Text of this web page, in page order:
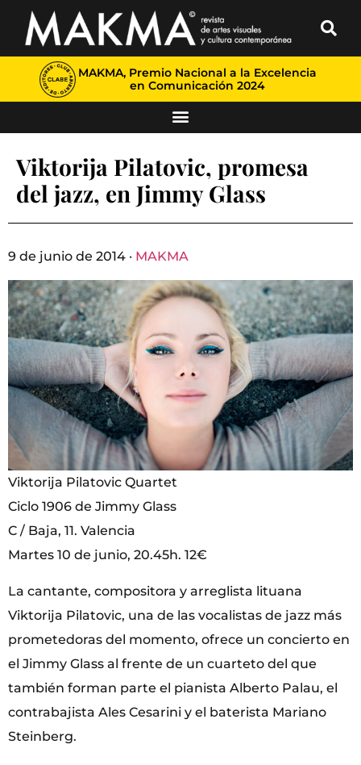
MAKMA, Premio Nacional a la Excelencia
en Comunicación 2024
Viktorija Pilatovic, promesa
del jazz, en Jimmy Glass
9 de junio de 2014 · MAKMA
Viktorija Pilatovic Quartet
Ciclo 1906 de Jimmy Glass
C / Baja, 11. Valencia
Martes 10 de junio, 20.45h. 12€
La cantante, compositora y arreglista lituana
Viktorija Pilatovic, una de las vocalistas de jazz más
prometedoras del momento, ofrece un concierto en
el Jimmy Glass al frente de un cuarteto del que
también forman parte el pianista Alberto Palau, el
contrabajista Ales Cesarini y el baterista Mariano
Steinberg.